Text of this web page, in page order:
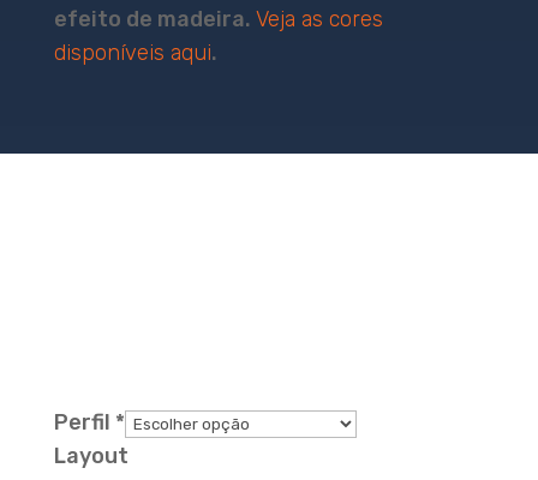
efeito de madeira. Veja as cores
disponíveis aqui.
Perfil *
Layout